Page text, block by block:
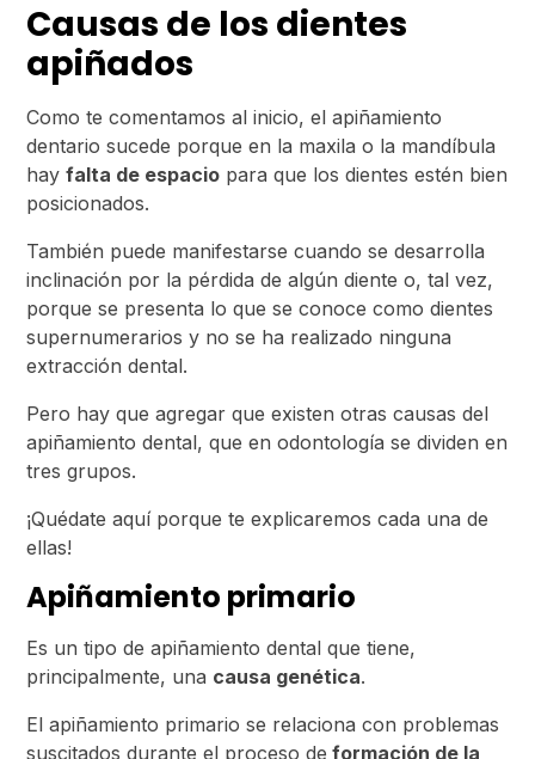
Causas de los dientes
apiñados
Como te comentamos al inicio, el apiñamiento
dentario sucede porque en la maxila o la mandíbula
hayfalta de espacio para que los dientes estén bien
posicionados.
También puede manifestarse cuando se desarrolla
inclinación por la pérdida de algún diente o, tal vez,
porque se presenta lo que se conoce como dientes
supernumerarios y no se ha realizado ninguna
extracción dental.
Pero hay que agregar que existen otras causas del
apiñamiento dental, que en odontología se dividen en
tres grupos.
¡Quédate aquí porque te explicaremos cada una de
ellas!
Apiñamiento primario
Es un tipo de apiñamiento dental que tiene,
principalmente, una causa genética.
El apiñamiento primario se relaciona con problemas
suscitados durante el proceso de formación de la